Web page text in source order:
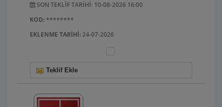
SON TEKLIF TARIHI: 10-08-2026 16:00
KOD:********
EKLENME TARIHI:24-07-2026
Teklif Ekle